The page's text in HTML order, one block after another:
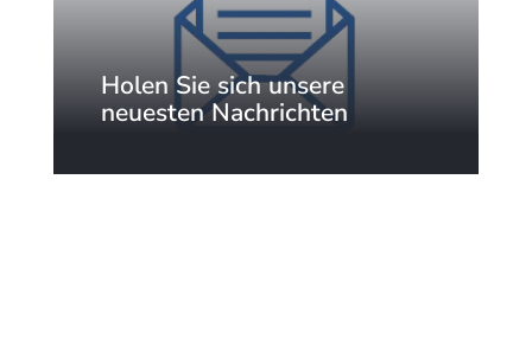
Holen Sie sich unsere
neuesten Nachrichten